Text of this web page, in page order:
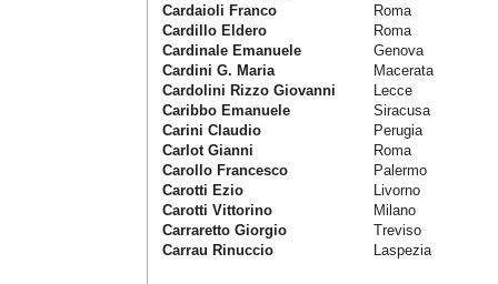
Cardaioli Franco
Roma
Cardillo Eldero
Roma
Cardinale Emanuele
Genova
Cardini G. Maria
Macerata
Cardolini Rizzo Giovanni
Lecce
Caribbo Emanuele
Siracusa
Carini Claudio
Perugia
Carlot Gianni
Roma
Carollo Francesco
Palermo
Carotti Ezio
Livorno
Carotti Vittorino
Milano
Carraretto Giorgio
Treviso
Carrau Rinuccio
Laspezia